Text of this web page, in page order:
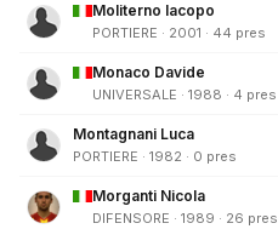
Moliterno Iacopo
PORTIERE · 2001 · 44 pres
Monaco Davide
UNIVERSALE · 1988 · 4 pres
Montagnani Luca
PORTIERE · 1982 · 0 pres
Morganti Nicola
DIFENSORE · 1989 · 26 pres